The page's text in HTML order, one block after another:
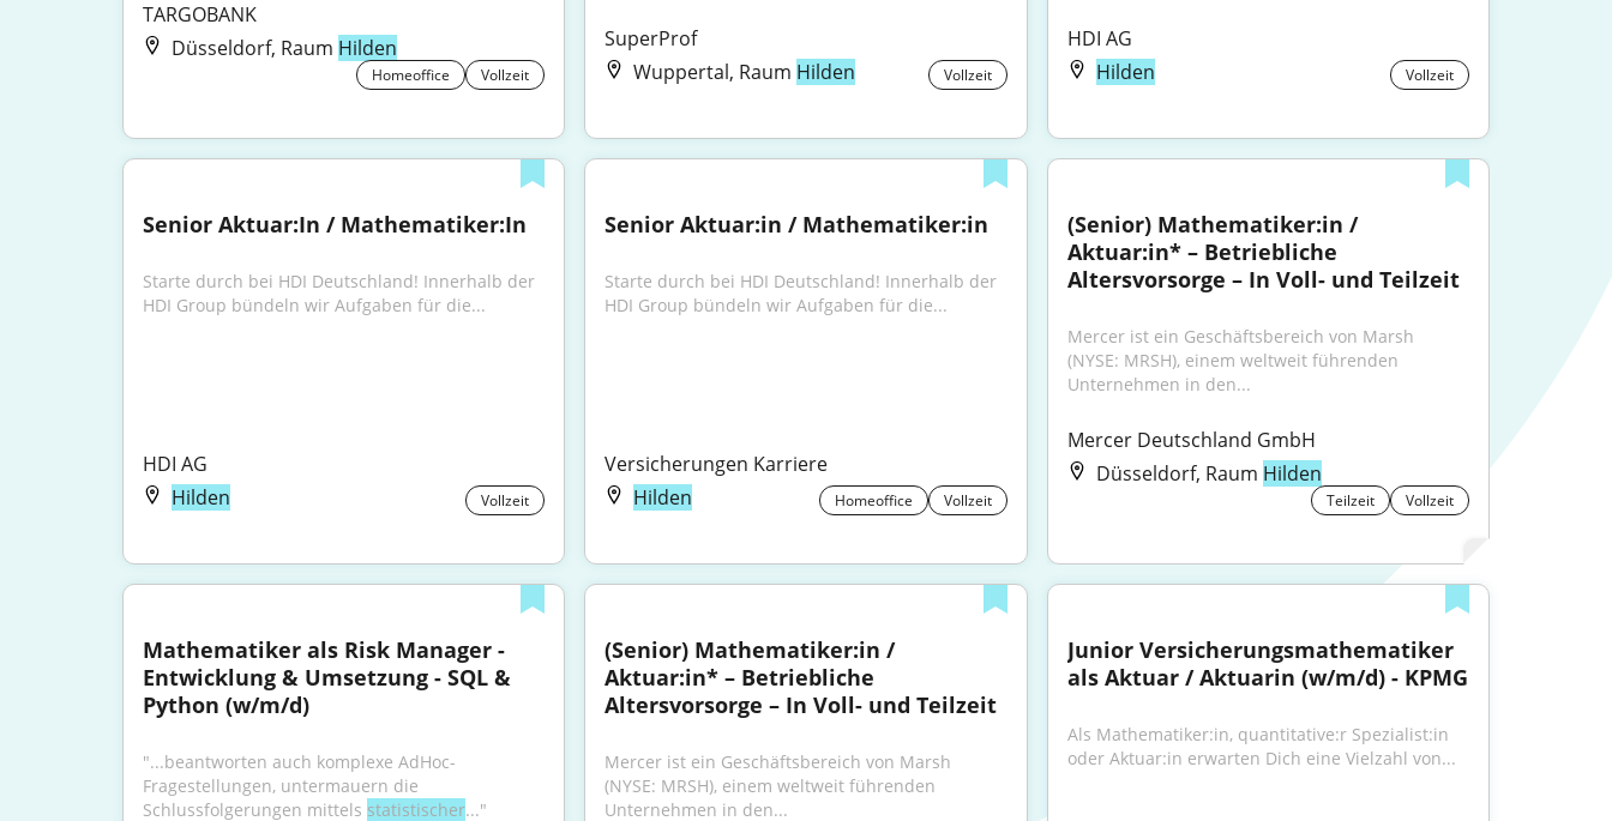
TARGOBANK
Düsseldorf, Raum Hilden
Homeoffice Vollzeit
SuperProf
Wuppertal, Raum Hilden Vollzeit
HDI AG
Hilden
Vollzeit
Senior Aktuar:In / Mathematiker:In
Starte durch bei HDI Deutschland! Innerhalb der
HDI Group bündeln wir Aufgaben für die...
HDI AG
Hilden
Vollzeit
Senior Aktuar:in / Mathematiker:in
Starte durch bei HDI Deutschland! Innerhalb der
HDI Group bündeln wir Aufgaben für die...
Versicherungen Karriere
Hilden
Homeoffice Vollzeit
(Senior) Mathematiker:in /
Aktuar:in* – Betriebliche
Altersvorsorge – In Voll- und Teilzeit
Mercer ist ein Geschäftsbereich von Marsh
(NYSE: MRSH), einem weltweit führenden
Unternehmen in den...
Mercer Deutschland GmbH
Düsseldorf, Raum Hilden
Teilzeit Vollzeit
Mathematiker als Risk Manager -
Entwicklung & Umsetzung - SQL &
Python (w/m/d)
"...beantworten auch komplexe AdHoc-
Fragestellungen, untermauern die
Schlussfolgerungen mittels statistischer..."
(Senior) Mathematiker:in /
Aktuar:in* – Betriebliche
Altersvorsorge – In Voll- und Teilzeit
Mercer ist ein Geschäftsbereich von Marsh
(NYSE: MRSH), einem weltweit führenden
Unternehmen in den...
Junior Versicherungsmathematiker
als Aktuar / Aktuarin (w/m/d) - KPMG
Als Mathematiker:in, quantitative:r Spezialist:in
oder Aktuar:in erwarten Dich eine Vielzahl von...